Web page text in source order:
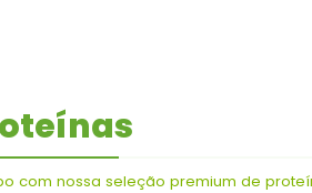
com nossa seleção premium de